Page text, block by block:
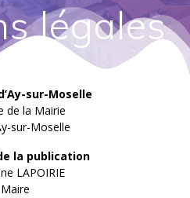
légales
sur-Moselle
de la Mairie
sur-Moselle
la publication
LAPOIRIE
Maire